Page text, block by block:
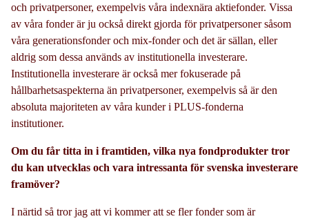
och privatpersoner, exempelvis våra indexnära aktiefonder. Vissa
av våra fonder är ju också direkt gjorda för privatpersoner såsom
våra generationsfonder och mix-fonder och det är sällan, eller
aldrig som dessa används av institutionella investerare.
Institutionella investerare är också mer fokuserade på
hållbarhetsaspekterna än privatpersoner, exempelvis så är den
absoluta majoriteten av våra kunder i PLUS-fonderna
institutioner.
Om du får titta in i framtiden, vilka nya fondprodukter tror
du kan utvecklas och vara intressanta för svenska investerare
framöver?
I närtid så tror jag att vi kommer att se fler fonder som är